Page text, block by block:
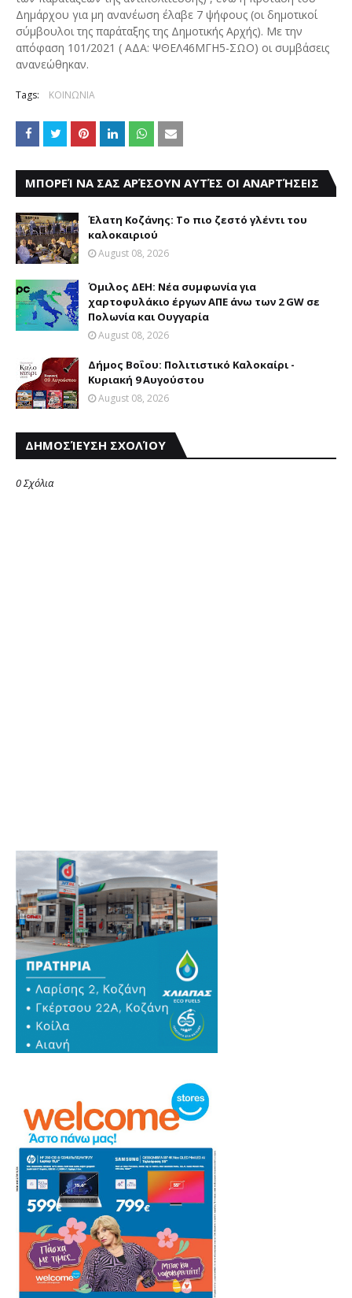
Δημάρχου για μη ανανέωση έλαβε 7 ψήφους (οι δημοτικοί
σύμβουλοι της παράταξης της Δημοτικής Αρχής). Με την
απόφαση 101/2021 ( ΑΔΑ: ΨΘΕΛ46ΜΓΗ5-ΣΩΟ) οι συμβάσεις
ανανεώθηκαν.
Tags: ΚΟΙΝΩΝΙΑ
ΜΠΟΡΕΊ ΝΑ ΣΑΣ ΑΡΈΣΟΥΝ ΑΥΤΈΣ ΟΙ ΑΝΑΡΤΉΣΕΙΣ
Έλατη Κοζάνης: Το πιο ζεστό γλέντι του
καλοκαιριού
August 08, 2026
Όμιλος ΔΕΗ: Νέα συμφωνία για
χαρτοφυλάκιο έργων ΑΠΕ άνω των 2 GW σε
Πολωνία και Ουγγαρία
August 08, 2026
Δήμος Βοΐου: Πολιτιστικό Καλοκαίρι -
Κυριακή 9 Αυγούστου
August 08, 2026
ΔΗΜΟΣΊΕΥΣΗ ΣΧΟΛΊΟΥ
0 Σχόλια